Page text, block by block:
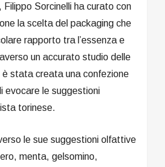
Sorcinelli ha curato con
la scelta del packaging che
rapporto tra l’essenza e
un accurato studio delle
stata creata una confezione
evocare le suggestioni
torinese.
le sue suggestioni olfattive
menta, gelsomino,